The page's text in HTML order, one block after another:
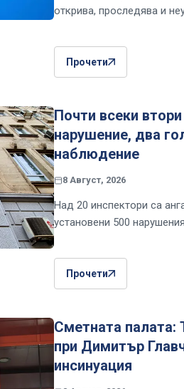
открива, проследява и
Прочети
Почти всеки
нарушение, два
наблюдение
8 Август, 2026
Над 20 инспектори са
установени 500 нарушения
Прочети
Сметната палата:
при Димитър
инсинуация